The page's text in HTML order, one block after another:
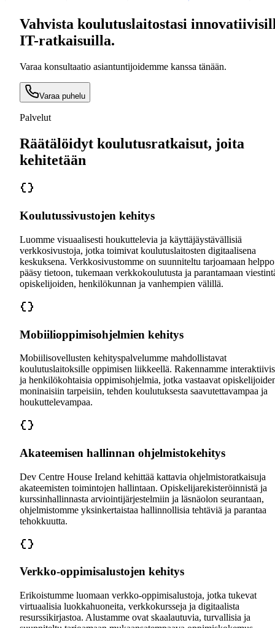
Vahvista koulutuslaitostasi
IT-ratkaisuilla.
Varaa konsultaatio asiantuntijoidemme kanssa tänään.
Varaa puhelu
Palvelut
Räätälöidyt koulutusratkaisut, joita
kehitetään
Koulutussivustojen kehitys
Luomme visuaalisesti houkuttelevia ja käyttäjäystävällisiä
verkkosivustoja, jotka toimivat koulutuslaitosten digitaalisena
keskuksena. Verkkosivustomme on suunniteltu tarjoamaan helppo
pääsy tietoon, tukemaan verkkokoulutusta ja parantamaan
opiskelijoiden, henkilökunnan ja vanhempien välillä.
Mobiilioppimisohjelmien kehitys
Mobiilisovellusten kehityspalvelumme mahdollistavat
koulutuslaitoksille oppimisen liikkeellä. Rakennamme
ja henkilökohtaisia oppimisohjelmia, jotka vastaavat
moninaisiin tarpeisiin, tehden koulutuksesta saavutettavampaa ja
houkuttelevampaa.
Akateemisen hallinnan ohjelmistokehitys
Dev Centre House Ireland kehittää kattavia ohjelmistoratkaisuja
akateemisten toimintojen hallintaan. Opiskelijarekisteröinnistä ja
kurssinhallinnasta arviointijärjestelmiin ja läsnäolon seurantaan,
ohjelmistomme yksinkertaistaa hallinnollisia tehtäviä ja parantaa
tehokkuutta.
Verkko-oppimisalustojen kehitys
Erikoistumme luomaan verkko-oppimisalustoja, jotka tukevat
virtuaalisia luokkahuoneita, verkkokursseja ja digitaalista
resurssikirjastoa. Alustamme ovat skaalautuvia, turvallisia ja